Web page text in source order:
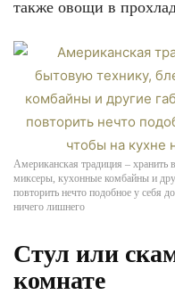
также овощи в
Американская традиция – хранить
миксеры, кухонные комбайны и
повторить нечто подобное у себя
ничего лишнего
Стул или
комнате